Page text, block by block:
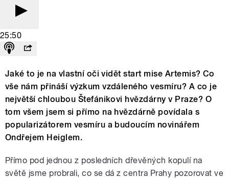
25:50
Jaké to je na vlastní oči vidět start mise Artemis? Co
vše nám přináší výzkum vzdáleného vesmíru? A co je
největší chloubou Štefánikovi hvězdárny v Praze? O
tom všem jsem si přímo na hvězdárně povídala s
popularizátorem vesmíru a budoucím novinářem
Ondřejem Heiglem.
Přímo pod jednou z posledních dřevěných kopulí na
světě jsme probrali, co se dá z centra Prahy pozorovat ve